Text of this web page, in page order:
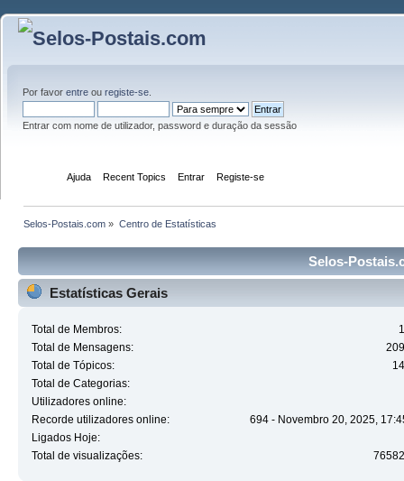
Por favor entre ou registe-se
Entrar com nome de utilizador, password e duração da sessão
Ajuda Recent Topics Entrar Registe-se
Selos-Postais.com » Centro de Estatísticas
Selos-
Estatísticas Gerais
Total de Membros:
Total de Mensagens:
Total de Tópicos:
Total de Categorias:
Utilizadores online:
Recorde utilizadores online:
694 - Novembro 20, 2025,
Ligados Hoje:
Total de visualizações: